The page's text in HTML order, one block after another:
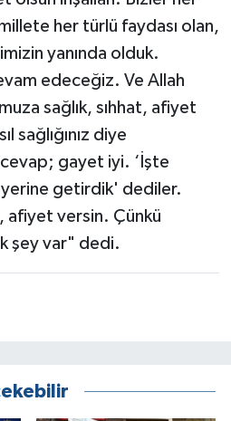
her türlü faydası olan,
yanında olduk.
edeceğiz. Ve Allah
sağlık, sıhhat, afiyet
sağlığınız diye
gayet iyi. ‘İşte
getirdik' dediler.
afiyet versin. Çünkü
şey var" dedi.